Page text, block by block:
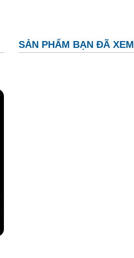
SẢN PHẨM BẠN ĐÃ XEM